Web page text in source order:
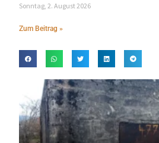
Sonntag, 2. August 2026
Zum Beitrag »